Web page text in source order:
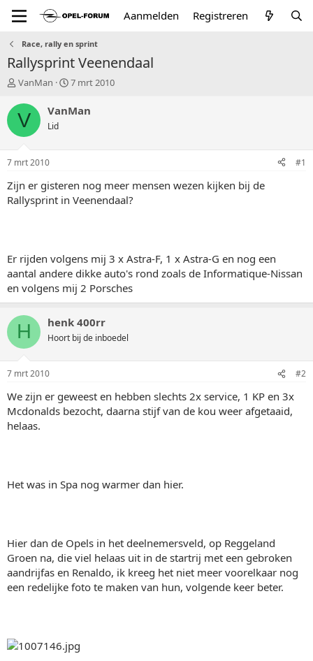
Aanmelden Registreren
Race, rally en sprint
Rallysprint Veenendaal
T
p
i
a
r
t
e
VanMan
S
a
u
m
7 mrt 2010
V VanMan
Lid
7 mrt 2010 #1
Zijn er gisteren nog meer mensen wezen kijken bij de
Rallysprint in Veenendaal?
Er rijden volgens mij 3 x Astra-F, 1 x Astra-G en nog een
aantal andere dikke auto's rond zoals de Informatique-Nissan
en volgens mij 2 Porsches
H henk 400rr
Hoort bij de inboedel
7 mrt 2010 #2
We zijn er geweest en hebben slechts 2x service, 1 KP en 3x
Mcdonalds bezocht, daarna stijf van de kou weer afgetaaid,
helaas.
Het was in Spa nog warmer dan hier.
Hier dan de Opels in het deelnemersveld, op Reggeland
Groen na, die viel helaas uit in de startrij met een gebroken
aandrijfas en Renaldo, ik kreeg het niet meer voorelkaar nog
een redelijke foto te maken van hun, volgende keer beter.